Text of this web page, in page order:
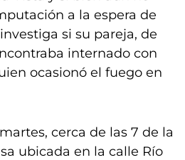
a la espera de
si su pareja, de
internado con
ocasionó el fuego en
cerca de las 7 de la
ubicada en la calle Río